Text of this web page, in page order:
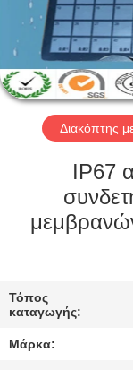
ΠΕΡΊΠΟΥ
ΕΜΕΊΣ
ΓΎΡΟΣ
ΈΛΕΓΧΟΣ
ΕΛΆΤΕ
ΣΕ
Διακόπτης
IP67
Τόπος
καταγωγής:
Μάρκα: